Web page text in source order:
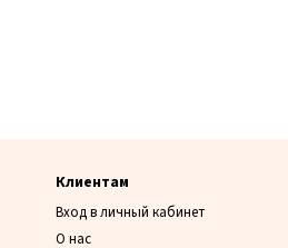
Клиентам
Вход в личный кабинет
О нас